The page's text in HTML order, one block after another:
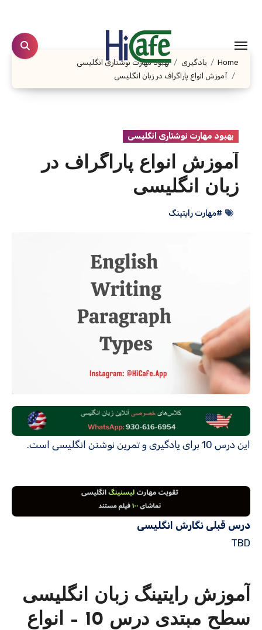
content
Home یادگیری
بهبود مهارت نوشتاری انگلیسی
آموزش انواع پاراگراف در زبان انگلیسی
بهبود مهارت نوشتاری انگلیسی
آموزش انواع پاراگراف در
زبان انگلیسی
#مهارت رایتینگ
این درس 10 برای یادگیری و تمرین نوشتن انگلیسی است.
درس قبلی نگارش انگلیسی
TBD
آموزش رایتینگ زبان انگلیسی
سطح مبتدی درس 10 – انواع